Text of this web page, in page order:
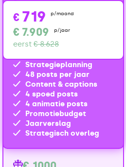
€ 719 p/maand
€ 7.909 p/jaar
eerst € 8.628
Strategieplanning
48 posts per jaar
Content & captions
4 spoed posts
4 animatie posts
Promotiebudget
Jaarverslag
Strategisch overleg